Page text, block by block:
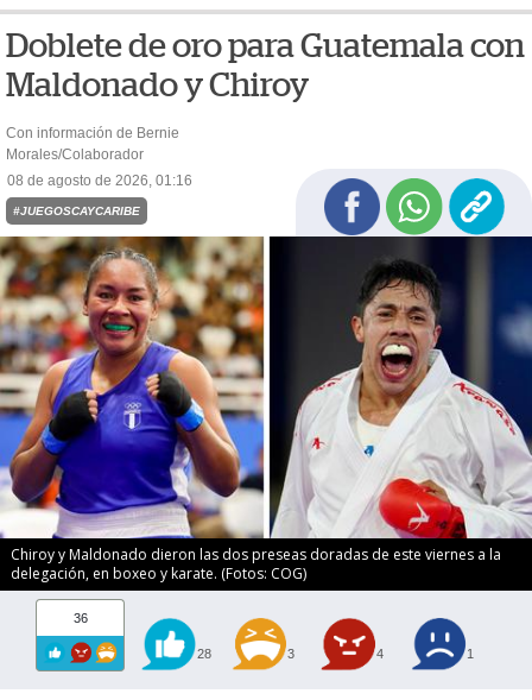
Doblete de oro para Guatemala con
Maldonado y Chiroy
Con información de Bernie
Morales/Colaborador
08 de agosto de 2026, 01:16
#JUEGOSCAYCARIBE
Chiroy y Maldonado dieron las dos preseas doradas de este viernes a la
delegación, en boxeo y karate. (Fotos: COG)
36
28 3 4 1